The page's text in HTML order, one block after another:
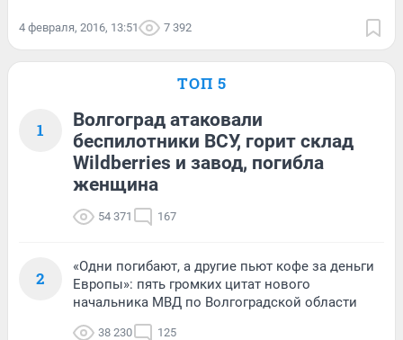
4 февраля, 2016, 13:51 7 392
ТОП 5
1
Волгоград атаковали
беспилотники ВСУ, горит склад
Wildberries и завод, погибла
женщина
54 371 167
2
«Одни погибают, а другие пьют кофе за деньги
Европы»: пять громких цитат нового
начальника МВД по Волгоградской области
38 230 125